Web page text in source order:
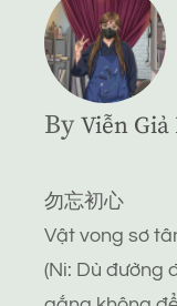
By Viễn Giả
勿忘初心
Vật vong sơ
(Ni: Dù đường